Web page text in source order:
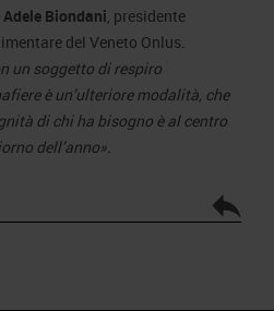
Adele Biondani, presidente
del Veneto Onlus.
un soggetto di respiro
è un’ulteriore modalità, che
di chi ha bisogno è al centro
dell’anno».